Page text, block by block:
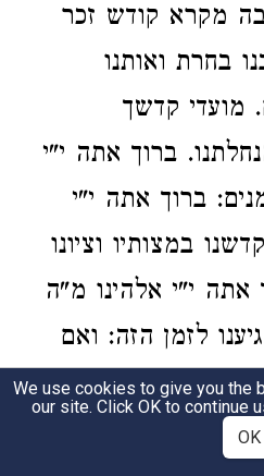
מקרא קודש זכר
בחרת ואותנו
מועדי קדשך
ברוך אתה י"י
ברוך אתה י"י
במצותיו וציונו
י"י אלהינו מ"ה
לזמן הזה: ואם
ויכולו: בורא פרי
ומוסיף בה. ותתן
We use cookies to give you the
our site. Click OK to continue
OK